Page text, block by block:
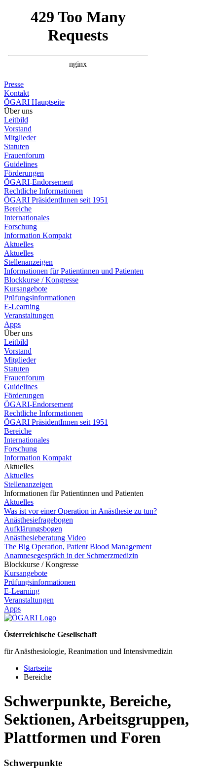
Presse
Kontakt
ÖGARI Hauptseite
Über uns
Leitbild
Vorstand
Mitglieder
Statuten
Frauenforum
Guidelines
Förderungen
ÖGARI-Endorsement
Rechtliche Informationen
ÖGARI PräsidentInnen seit 1951
Bereiche
Internationales
Forschung
Information Kompakt
Aktuelles
Aktuelles
Stellenanzeigen
Informationen für Patientinnen und Patienten
Blockkurse / Kongresse
Kursangebote
Prüfungsinformationen
E-Learning
Veranstaltungen
Apps
Über uns
Leitbild
Vorstand
Mitglieder
Statuten
Frauenforum
Guidelines
Förderungen
ÖGARI-Endorsement
Rechtliche Informationen
ÖGARI PräsidentInnen seit 1951
Bereiche
Internationales
Forschung
Information Kompakt
Aktuelles
Aktuelles
Stellenanzeigen
Informationen für Patientinnen und Patienten
Aktuelles
Was ist vor einer Operation in Anästhesie zu tun?
Anästhesiefragebogen
Aufklärungsbogen
Anästhesieberatung Video
The Big Operation, Patient Blood Management
Anamnesegespräch in der Schmerzmedizin
Blockkurse / Kongresse
Kursangebote
Prüfungsinformationen
E-Learning
Veranstaltungen
Apps
Österreichische Gesellschaft
für Anästhesiologie, Reanimation und Intensivmedizin
Startseite
Bereiche
Schwerpunkte, Bereiche,
Sektionen, Arbeitsgruppen,
Plattformen und Foren
Schwerpunkte